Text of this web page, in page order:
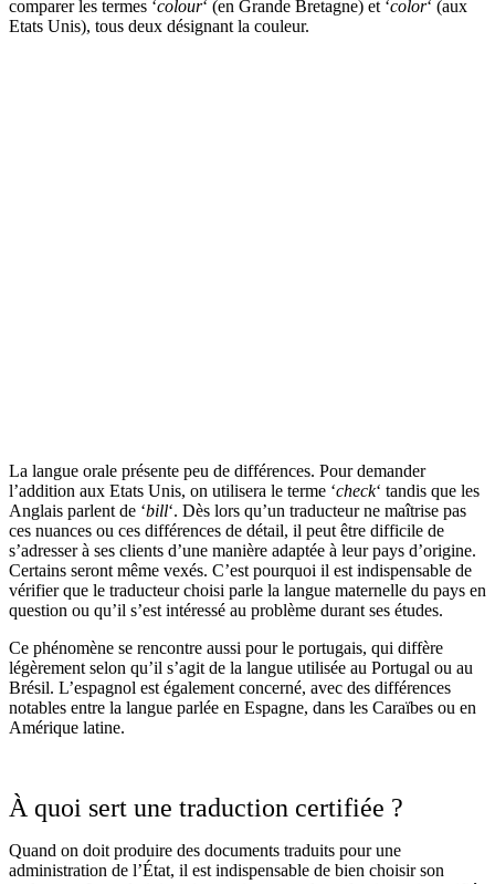
comparer les termes ‘colour‘ (en Grande Bretagne) et ‘color‘ (aux
Etats Unis), tous deux désignant la couleur.
La langue orale présente peu de différences. Pour demander
l’addition aux Etats Unis, on utilisera le terme ‘check‘ tandis que les
Anglais parlent de ‘bill‘. Dès lors qu’un traducteur ne maîtrise pas
ces nuances ou ces différences de détail, il peut être difficile de
s’adresser à ses clients d’une manière adaptée à leur pays d’origine.
Certains seront même vexés. C’est pourquoi il est indispensable de
vérifier que le traducteur choisi parle la langue maternelle du pays en
question ou qu’il s’est intéressé au problème durant ses études.
Ce phénomène se rencontre aussi pour le portugais, qui diffère
légèrement selon qu’il s’agit de la langue utilisée au Portugal ou au
Brésil. L’espagnol est également concerné, avec des différences
notables entre la langue parlée en Espagne, dans les Caraïbes ou en
Amérique latine.
À quoi sert une traduction certifiée ?
Quand on doit produire des documents traduits pour une
administration de l’État, il est indispensable de bien choisir son